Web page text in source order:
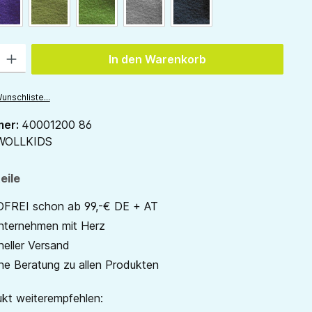
pflaume waldgrüngras hellgrau anthrazit
In den Warenkorb
40001200 86
schon ab 99,-€ DE + AT
mit Herz
Versand
Beratung zu allen Produkten
weiterempfehlen: